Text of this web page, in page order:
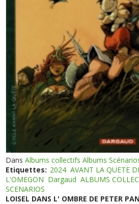
DansAlbums collectifs Albums
Etiquettes: 2024 AVANT LA QUETE
L'OMEGON Dargaud ALBUMS
SCENARIOS
LOISEL DANS L' OMBRE DE PETER PAN